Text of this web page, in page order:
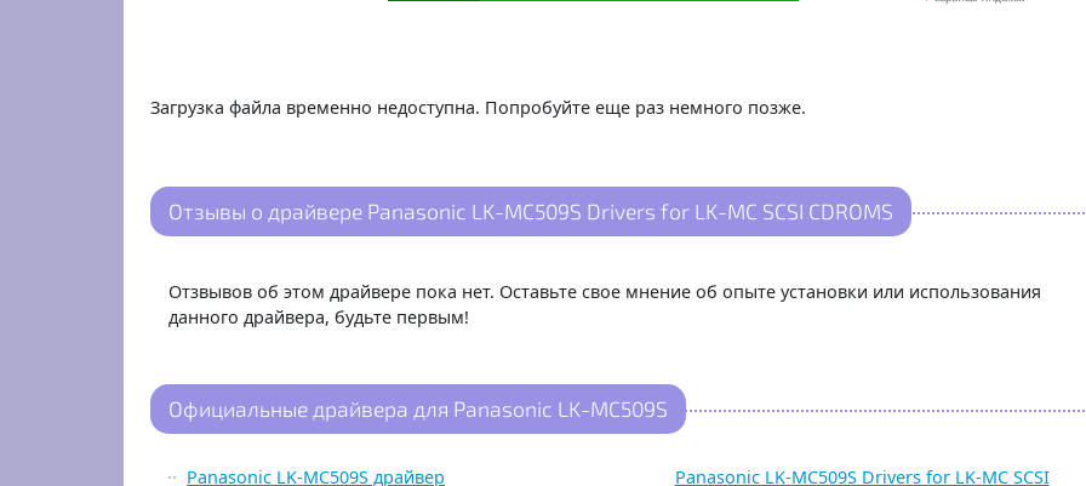
Загрузка файла временно недоступна. Попробуйте еще раз немного позже.
Отзывы о драйвере Panasonic LK-MC509S Drivers for LK-MC SCSI CDROMS
Отзвывов об этом драйвере пока нет. Оставьте свое мнение об опыте установки или использования
данного драйвера, будьте первым!
Официальные драйвера для Panasonic LK-MC509S
Panasonic LK-MC509S драйвер Panasonic LK-MC509S Drivers for LK-MC SCSI